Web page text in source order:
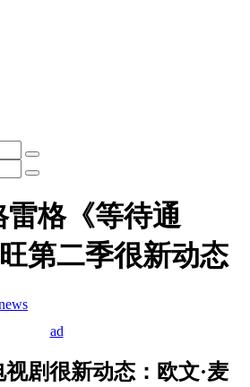
雷格《等待通
第二季很新动态
视剧很新动态：欧文·麦